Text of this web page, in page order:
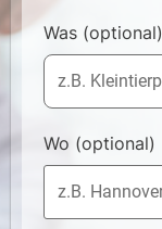
Was (optional)
Wo (optional)